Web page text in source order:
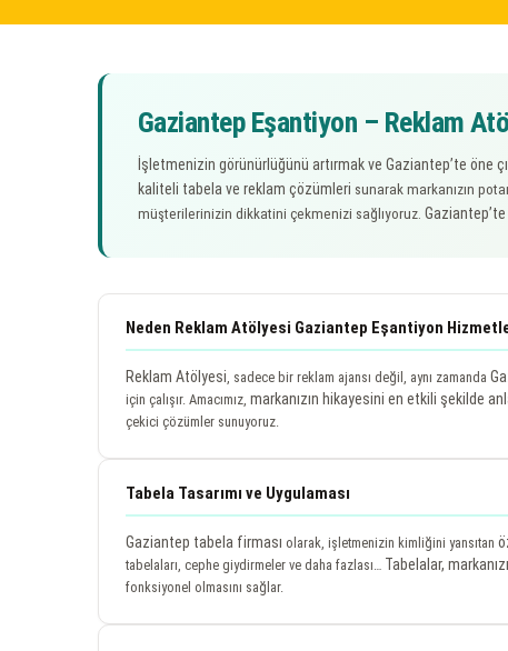
Gaziantep Eşantiyon – Reklam
İşletmenizin görünürlüğünü artırmak ve Gaziantep’te öne
kaliteli tabela ve reklam çözümleri sunarak markanızın
müşterilerinizin dikkatini çekmenizi sağlıyoruz. Gaziantep’te
Neden Reklam Atölyesi Gaziantep Eşantiyon
Reklam Atölyesi , sadece bir reklam ajansı değil, aynı zamanda
için çalışır. Amacımız, markanızın hikayesini en etkili şekilde
çekici çözümler sunuyoruz.
Tabela Tasarımı ve Uygulaması
Gaziantep tabela firması olarak, işletmenizin kimliğini yansıtan
tabelaları, cephe giydirmeler ve daha fazlası… Tabelalar,
fonksiyonel olmasını sağlar.